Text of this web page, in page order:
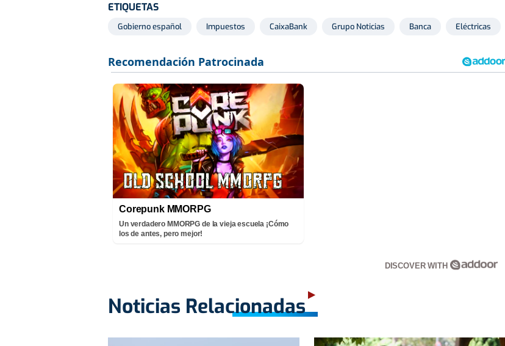
ETIQUETAS
Gobierno español Impuestos CaixaBank Grupo Noticias Banca Eléctricas
Corepunk MMORPG
Un verdadero MMORPG de la vieja escuela ¡Cómo
los de antes, pero mejor!
DISCOVER WITH
Noticias Relacionadas